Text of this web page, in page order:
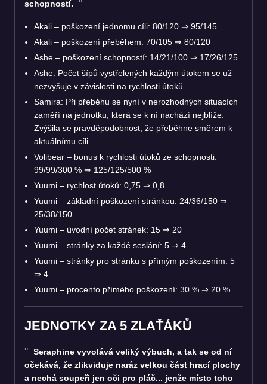
schopností.
Akali – poškození jednomu cíli: 80/120 ⇒ 95/145
Akali – poškození přeběhem: 70/105 ⇒ 80/120
Ashe – poškození schopností: 14/21/100 ⇒ 17/26/125
Ashe: Počet šípů vystřelených každým útokem se už
nezvyšuje v závislosti na rychlosti útoků.
Samira: Při přeběhu se nyní v nerozhodných situacích
zaměří na jednotku, která se k ní nachází nejblíže.
Zvýšila se pravděpodobnost, že přeběhne směrem k
aktuálnímu cíli.
Volibear – bonus k rychlosti útoků ze schopnosti:
99/99/300 % ⇒ 125/125/500 %
Yuumi – rychlost útoků: 0,75 ⇒ 0,8
Yuumi – základní poškození stránkou: 24/36/150 ⇒
25/38/150
Yuumi – úvodní počet stránek: 15 ⇒ 20
Yuumi – stránky za každé seslání: 5 ⇒ 4
Yuumi – stránky pro stránku s přímým poškozením: 5
⇒ 4
Yuumi – procento přímého poškození: 30 % ⇒ 20 %
JEDNOTKY ZA 5 ZLAŤÁKŮ
Seraphine vyvolává veliký výbuch, a tak se od ní
očekává, že zlikviduje naráz velkou část hrací plochy
a nechá soupeři jen oči pro pláč... jenže místo toho